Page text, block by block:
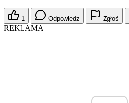
1 Odpowiedz Zgłoś
REKLAMA